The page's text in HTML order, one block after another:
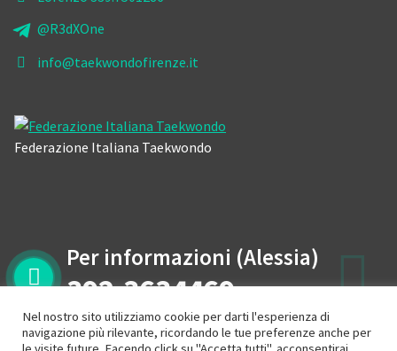
@R3dXOne
info@taekwondofirenze.it
Federazione Italiana Taekwondo
Per informazioni (Alessia)
392.3634469
Nel nostro sito utilizziamo cookie per darti l'esperienza di
navigazione più rilevante, ricordando le tue preferenze anche per